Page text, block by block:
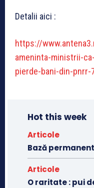
Detalii aici :
https://
ameninta-ministrii-
pierde-bani-din-pnrr-
Hot this week
Articole
Bază
Articole
O raritate : pui